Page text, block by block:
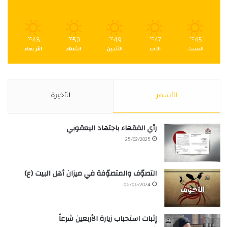
45
℃
السبت
47
℃
الأحد
49
℃
الأثنين
50
℃
الثلاثاء
48
℃
الأربعاء
الأشهر الأخيرة
رأي الفقهاء باجتهاد اليعقوبي
25/02/2025
التصوّف والمتصوّفة في ميزان أهل البيت (ع)
06/06/2024
إثبات استحباب زيارة الأربعين شرعاً